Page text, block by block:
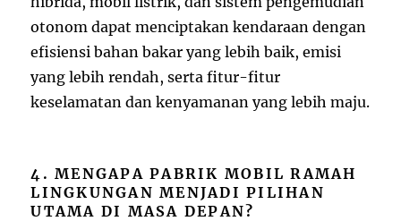
otonom dapat menciptakan kendaraan dengan
efisiensi bahan bakar yang lebih baik, emisi
yang lebih rendah, serta fitur-fitur
keselamatan dan kenyamanan yang lebih maju.
4. MENGAPA PABRIK MOBIL RAMAH
LINGKUNGAN MENJADI PILIHAN
UTAMA DI MASA DEPAN?